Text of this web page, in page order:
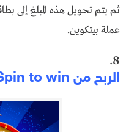
ثم يتم تحويل هذه المبلغ إلى
عملة بيتكوين.
8.
الربح من Spin to win